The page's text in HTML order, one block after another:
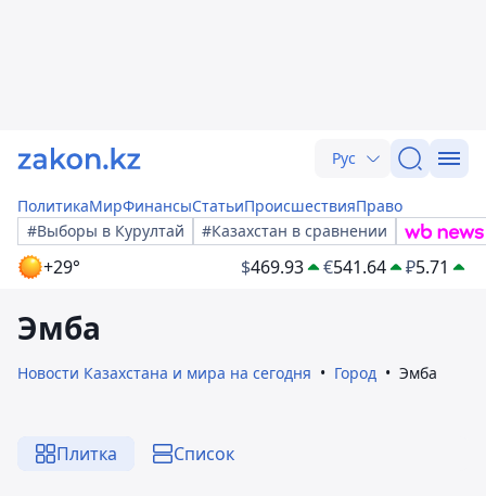
Рус
ПолитикаМирФинансыСтатьиПроисшествияПраво
#Выборы в Курултай
#Казахстан в сравнении
+29° $469.93 €541.64 ₽5.71
Эмба
Новости Казахстана и мира на сегодня Город Эмба
Плитка Список